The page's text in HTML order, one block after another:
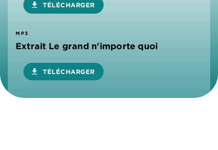
download TÉLÉCHARGER
MP3
Extrait Le grand n'importe quoi
download TÉLÉCHARGER